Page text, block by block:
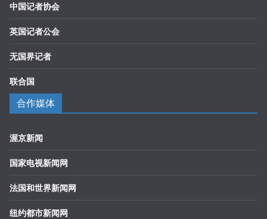
中国记者协会
英国记者公会
无国界记者
联合国
合作媒体
渥京新闻
国家电视新闻网
法国和世界新闻网
纽约都市新闻网